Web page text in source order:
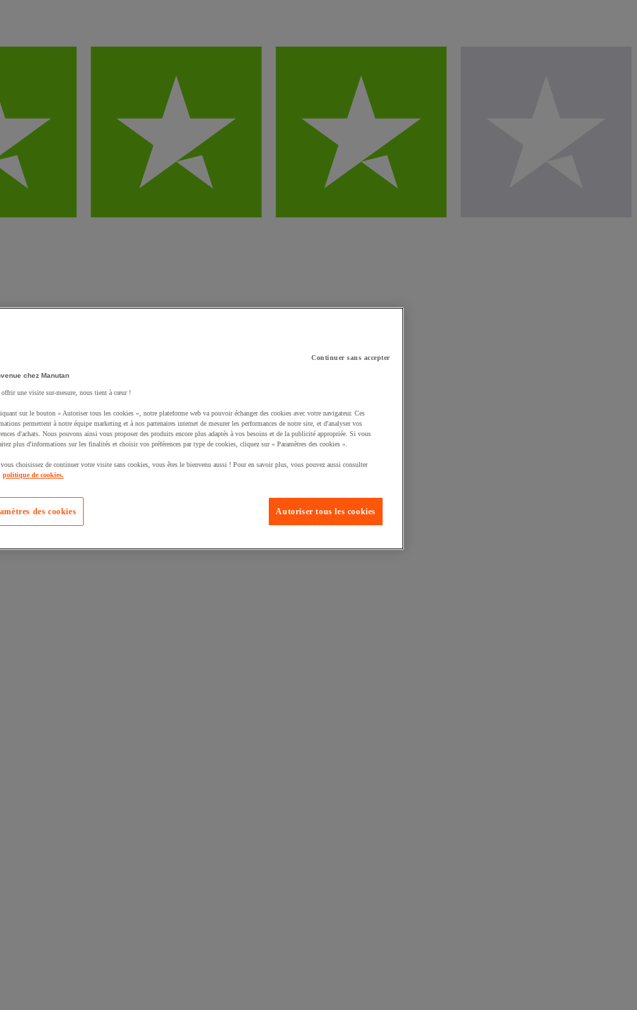
ajouté un produit à votre panier :
Continuer sans accepter
chez Manutan
offrir une visite sur-mesure, nous tient à cœur !
sur le bouton « Autoriser tous les cookies », notre plateforme web va pouvoir échanger des cookies avec votre navigateur. Ces
permettent à notre équipe marketing et à nos partenaires internet de mesurer les performances de notre site, et d'analyser vos
d'achats. Nous pouvons ainsi vous proposer des produits encore plus adaptés à vos besoins et de la publicité appropriée. Si vous
plus d'informations sur les finalités et choisir vos préférences par type de cookies, cliquez sur « Paramètres des cookies ».
choisissez de continuer votre visite sans cookies, vous êtes le bienvenu aussi ! Pour en savoir plus, vous pouvez aussi consulter
politique de cookies.
Autoriser tous les cookies
des cookies